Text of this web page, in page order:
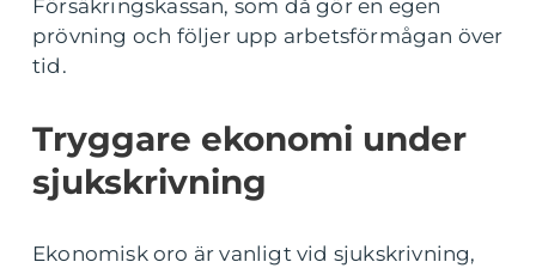
Försäkringskassan, som då gör en egen
prövning och följer upp arbetsförmågan över
tid.
Tryggare ekonomi under
sjukskrivning
Ekonomisk oro är vanligt vid sjukskrivning,